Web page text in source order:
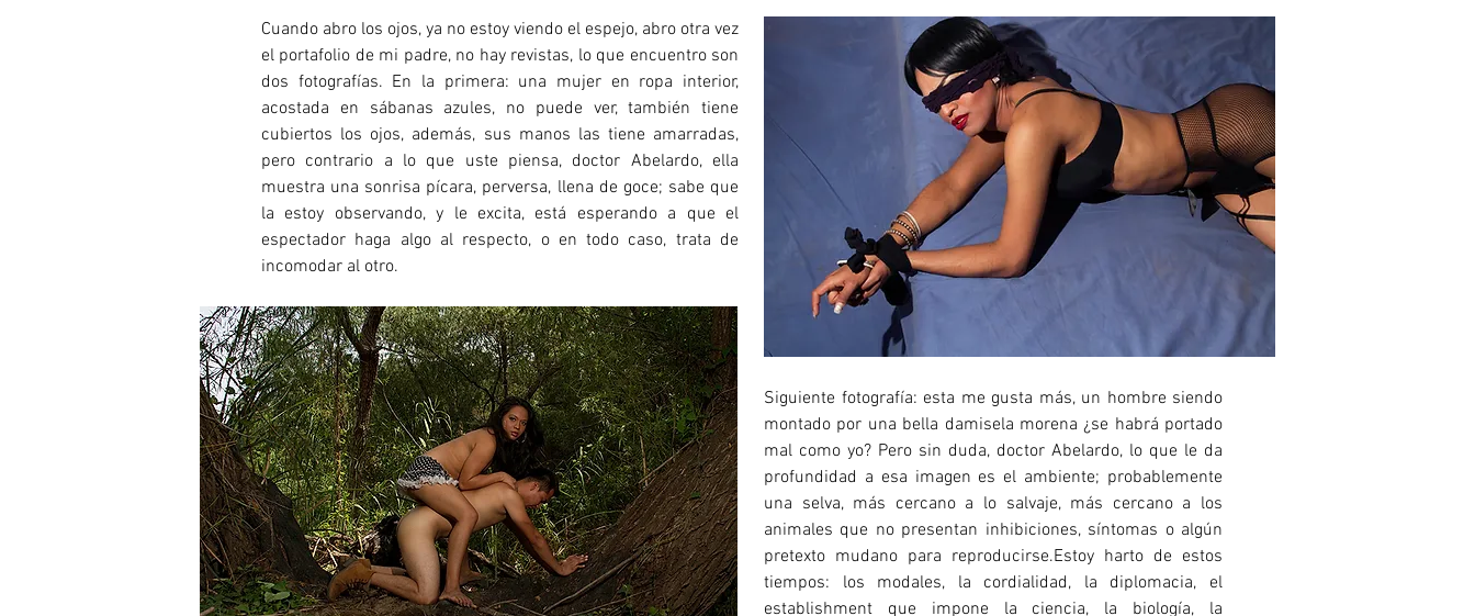
Cuando abro los ojos, ya no estoy viendo el espejo, abro otra vez
el portafolio de mi padre, no hay revistas, lo que encuentro son
dos fotografías. En la primera: una mujer en ropa interior,
acostada en sábanas azules, no puede ver, también tiene
cubiertos los ojos, además, sus manos las tiene amarradas,
pero contrario a lo que uste piensa, doctor Abelardo, ella
muestra una sonrisa pícara, perversa, llena de goce; sabe que
la estoy observando, y le excita, está esperando a que el
espectador haga algo al respecto, o en todo caso, trata de
incomodar al otro.
Siguiente fotografía: esta me gusta más, un hombre siendo
montado por una bella damisela morena ¿se habrá portado
mal como yo? Pero sin duda, doctor Abelardo, lo que le da
profundidad a esa imagen es el ambiente; probablemente
una selva, más cercano a lo salvaje, más cercano a los
animales que no presentan inhibiciones, síntomas o algún
pretexto mudano para reproducirse.Estoy harto de estos
tiempos: los modales, la cordialidad, la diplomacia, el
establishment que impone la ciencia, la biología, la